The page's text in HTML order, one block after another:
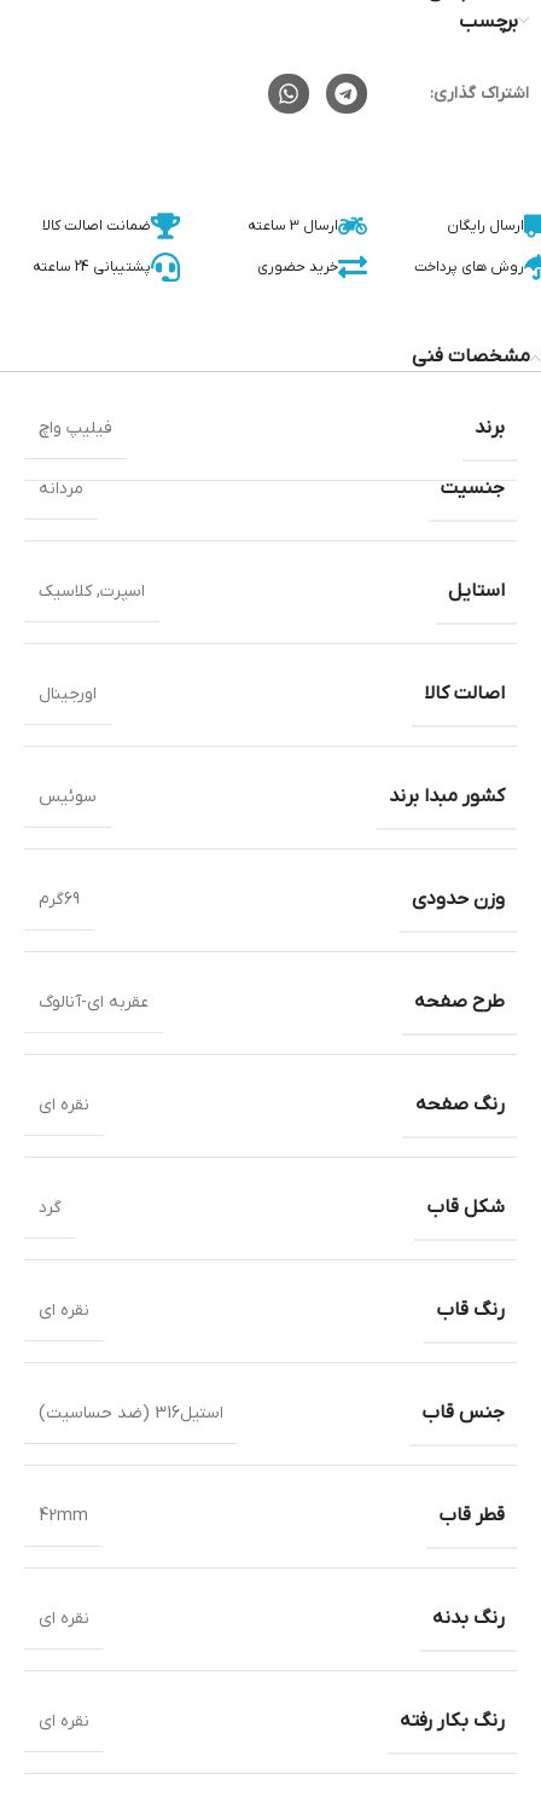
برچسب
اشتراک گذاری:
ارسال رایگان ارسال 3 ساعته ضمانت اصالت کالا
روش های پرداخت خرید حضوری پشتیبانی 24 ساعته
مشخصات فنی
جنسیت مردانه
استایل اسپرت,کلاسیک
اصالت کالا اورجینال
کشور مبدا برند سوئیس
وزن حدودی 69گرم
طرح صفحه عقربه ای-آنالوگ
رنگ صفحه نقره ای
شکل قاب گرد
رنگ قاب نقره ای
جنس قاب استیل316 (ضد حساسیت)
قطر قاب 42mm
رنگ بدنه نقره ای
رنگ بکار رفته نقره ای
برند فیلیپ واچ